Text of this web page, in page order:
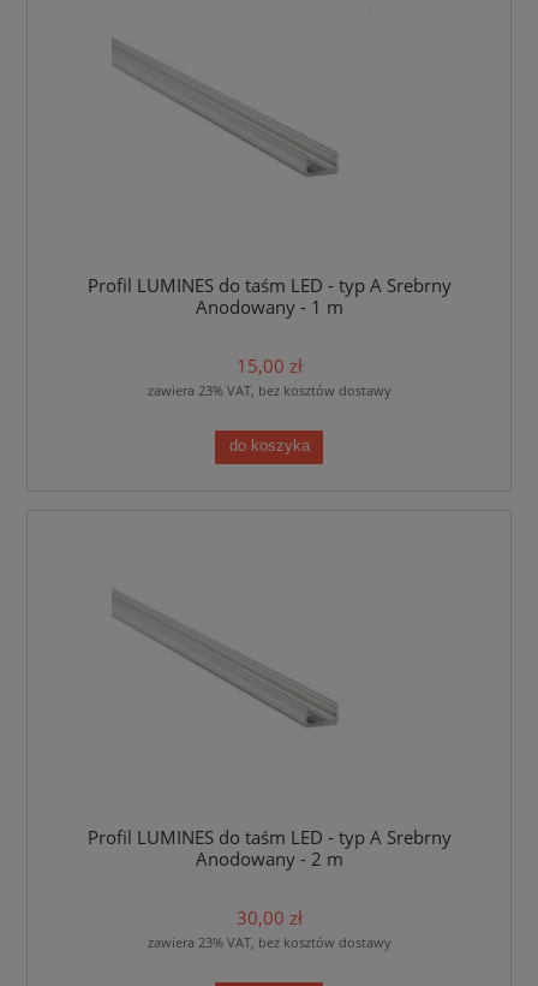
Profil LUMINES do taśm LED - typ A Srebrny
Anodowany - 1 m
15,00 zł
zawiera 23% VAT, bez kosztów dostawy
do koszyka
Profil LUMINES do taśm LED - typ A Srebrny
Anodowany - 2 m
30,00 zł
zawiera 23% VAT, bez kosztów dostawy